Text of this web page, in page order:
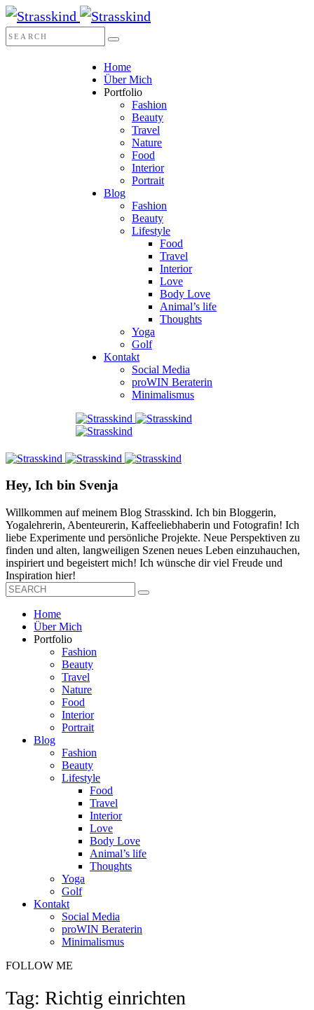
Home
Über Mich
Portfolio
Fashion
Beauty
Travel
Nature
Food
Interior
Portrait
Blog
Fashion
Beauty
Lifestyle
Food
Travel
Interior
Love
Body Love
Animal’s life
Thoughts
Yoga
Golf
Kontakt
Social Media
proWIN Beraterin
Minimalismus
Hey, Ich bin Svenja
Willkommen auf meinem Blog Strasskind. Ich bin Bloggerin,
Yogalehrerin, Abenteurerin, Kaffeeliebhaberin und Fotografin! Ich
liebe Experimente und persönliche Projekte. Neue Perspektiven zu
finden und alten, langweiligen Szenen neues Leben einzuhauchen,
inspiriert und begeistert mich! Ich wünsche dir viel Freude und
Inspiration hier!
Home
Über Mich
Portfolio
Fashion
Beauty
Travel
Nature
Food
Interior
Portrait
Blog
Fashion
Beauty
Lifestyle
Food
Travel
Interior
Love
Body Love
Animal’s life
Thoughts
Yoga
Golf
Kontakt
Social Media
proWIN Beraterin
Minimalismus
FOLLOW ME
Tag: Richtig einrichten